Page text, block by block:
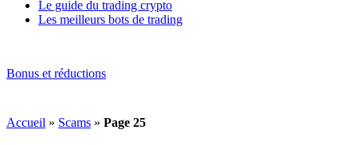
Le guide du trading crypto
Les meilleurs bots de trading
Bonus et réductions
Accueil » Scams » Page 25